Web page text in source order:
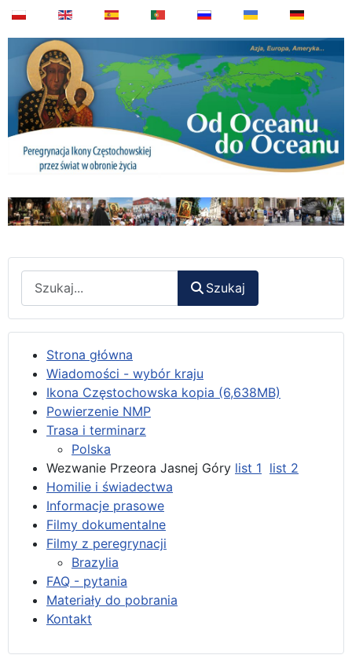
Szukaj
Strona główna
Wiadomości - wybór kraju
Ikona Częstochowska kopia (6,638MB)
Powierzenie NMP
Trasa i terminarz
Polska
Wezwanie Przeora Jasnej Góry list 1 list 2
Homilie i świadectwa
Informacje prasowe
Filmy dokumentalne
Filmy z peregrynacji
Brazylia
FAQ - pytania
Materiały do pobrania
Kontakt